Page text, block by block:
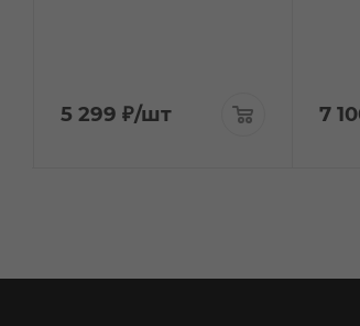
5 299 ₽/шт 7